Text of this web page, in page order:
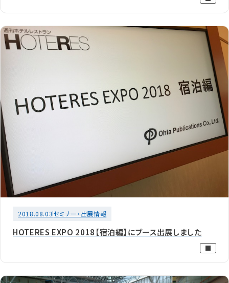
2018.08.03セミナー・出展情報
HOTERES EXPO 2018【宿泊編】にブース出展しました